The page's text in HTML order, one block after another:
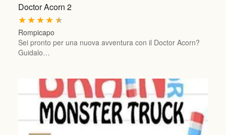
Doctor Acorn 2
★
★
★
★
★
Rompicapo
Sei pronto per una nuova avventura con il Doctor Acorn?
Guidalo…